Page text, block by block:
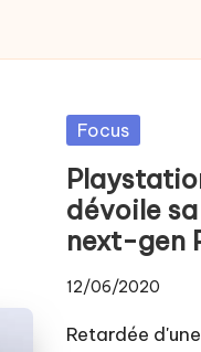
Posted
Focus
dévoile
next-gen
12/06/2020
Retardée